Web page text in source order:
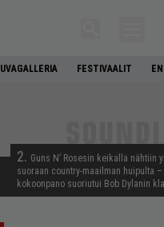
FESTIVAALIT
2. Guns N’ Rosesin keikalla nähtiin
suoraan country-maailman huipulta
kokoonpano suoriutui Bob Dylanin